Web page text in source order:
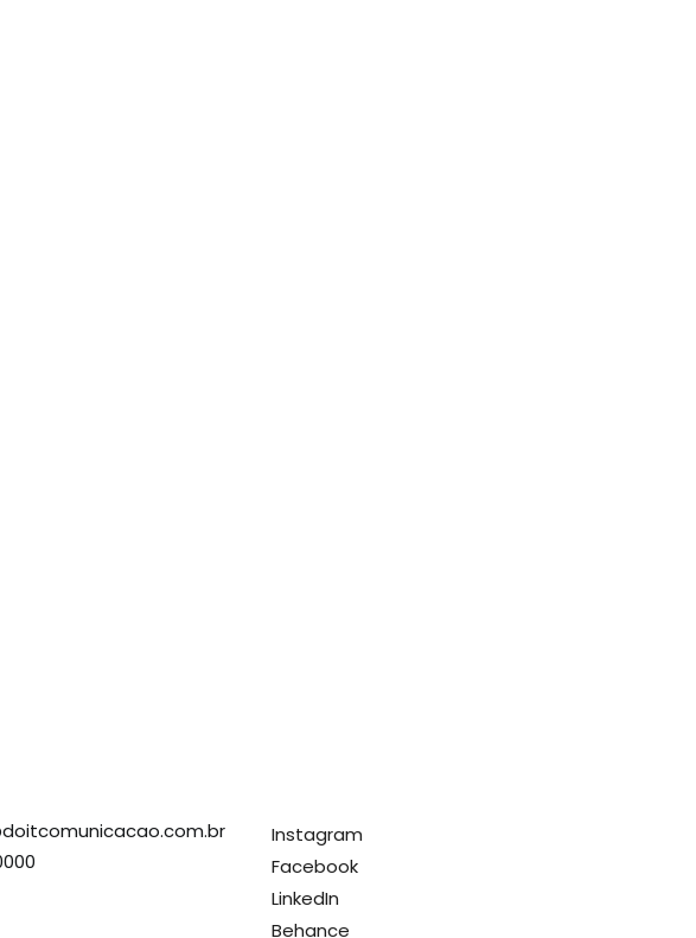
Instagram
Facebook
LinkedIn
Behance